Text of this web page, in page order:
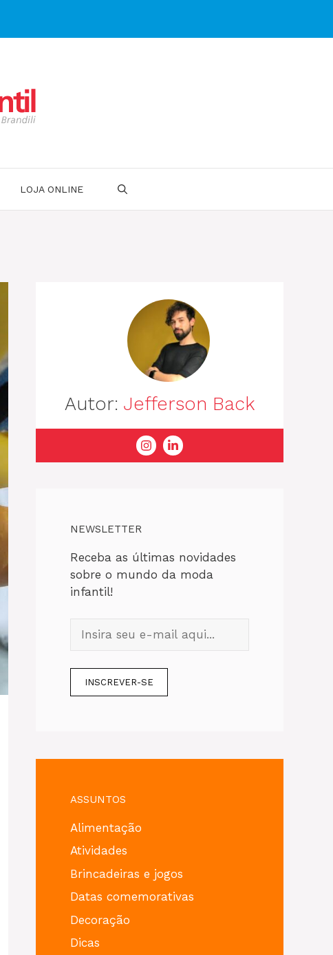
LOJA ONLINE
Autor: Jefferson Back
NEWSLETTER
Receba as últimas novidades
sobre o mundo da moda
infantil!
ASSUNTOS
Alimentação
Atividades
Brincadeiras e jogos
Datas comemorativas
Decoração
Dicas